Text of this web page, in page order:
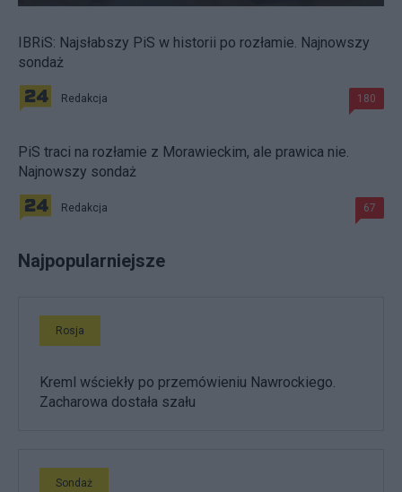
IBRiS: Najsłabszy PiS w historii po rozłamie. Najnowszy
sondaż
Redakcja 180
PiS traci na rozłamie z Morawieckim, ale prawica nie.
Najnowszy sondaż
Redakcja 67
Najpopularniejsze
Rosja
Kreml wściekły po przemówieniu Nawrockiego.
Zacharowa dostała szału
Sondaż